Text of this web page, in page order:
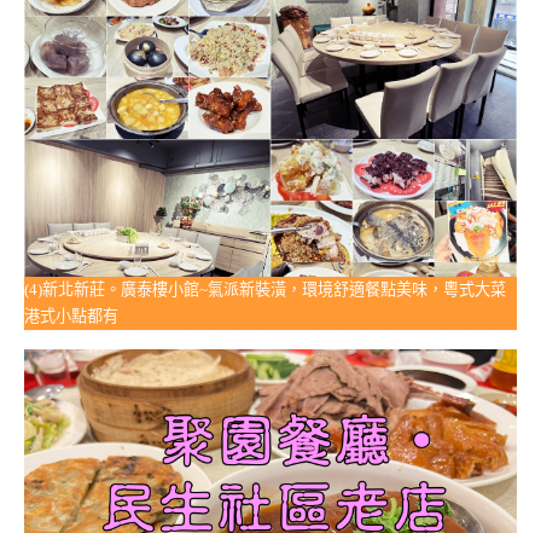
(4)新北新莊。廣泰樓小館~氣派新裝潢，環境舒適餐點美味，粵式大菜
港式小點都有